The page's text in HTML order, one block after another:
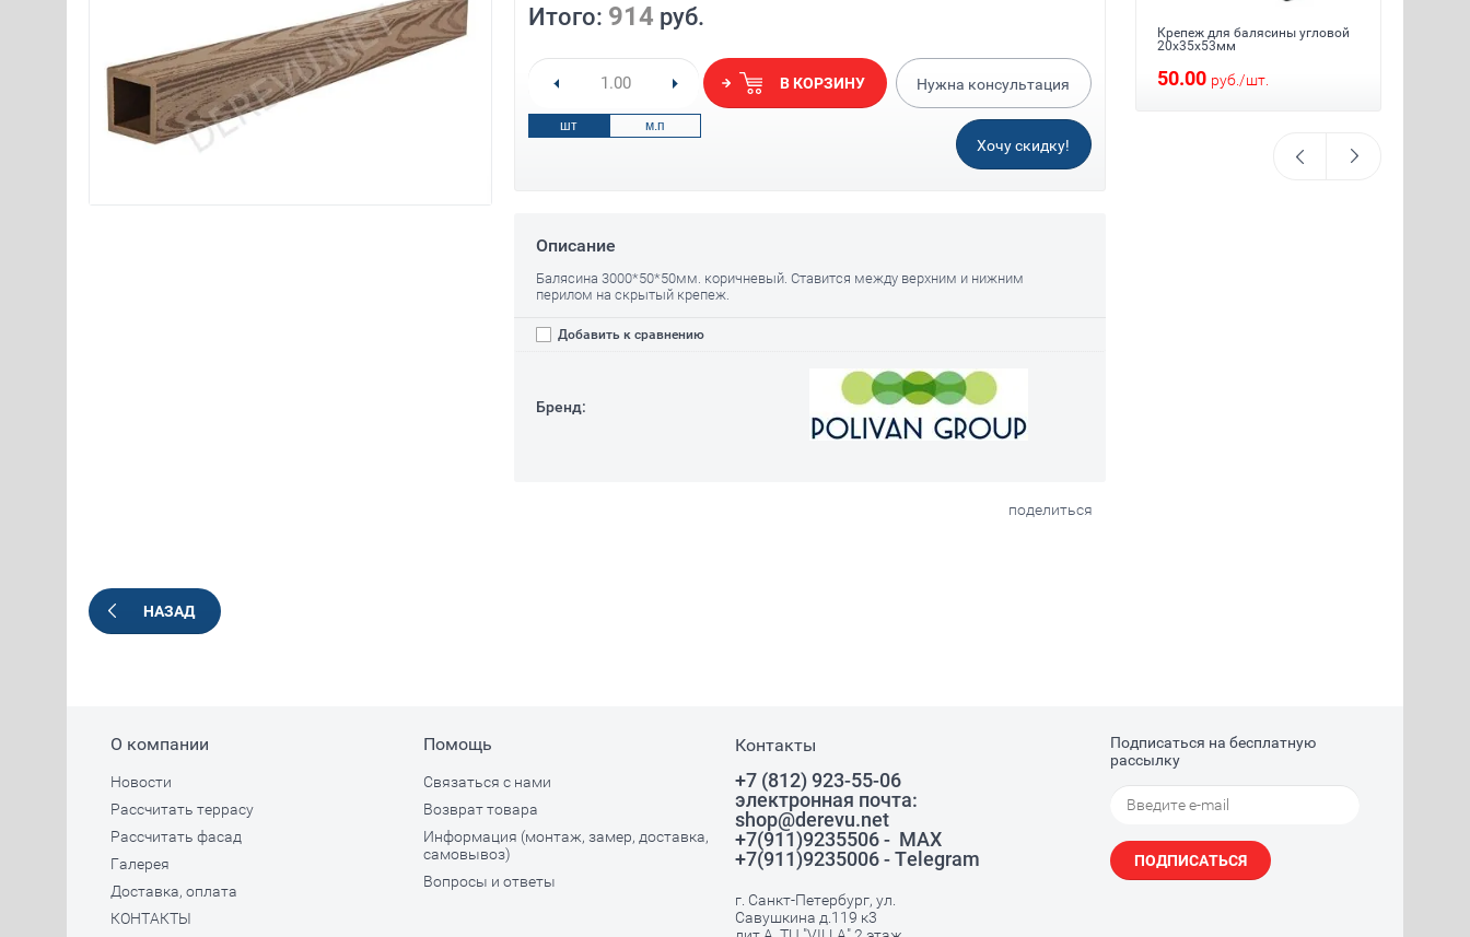
Крепеж прямой, для балясины
20x35x35мм
50.00
Крепеж для балясины угловой
50.00 руб. шт. 50.00 руб./шт.
Крепеж для балясины угловой
20х35х53мм
50.00 руб./шт.
Итого: 914 руб.
шт м.п
В КОРЗИНУ Нужна консультация
Хочу скидку!
Описание
Балясина 3000*50*50мм. коричневый. Ставится между верхним и нижним
перилом на скрытый крепеж.
Добавить к сравнению
Бренд:
поделиться
НАЗАД
О компании
Новости
Рассчитать террасу
Рассчитать фасад
Галерея
Доставка, оплата
КОНТАКТЫ
Помощь
Связаться с нами
Возврат товара
Информация (монтаж, замер, доставка,
самовывоз)
Вопросы и ответы
Контакты
+7 (812) 923-55-06
электронная почта:
shop@derevu.net
+7(911)9235506 - MAX
+7(911)9235006 - Telegram
г. Санкт-Петербург, ул.
Савушкина д.119 к3
Подписаться на бесплатную
рассылку
ПОДПИСАТЬСЯ